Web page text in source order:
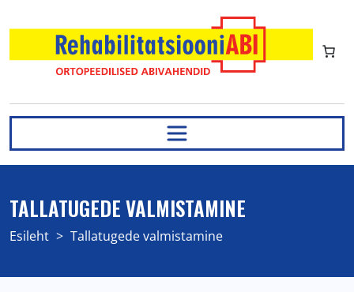
TALLATUGEDE VALMISTAMINE
Esileht > Tallatugede valmistamine